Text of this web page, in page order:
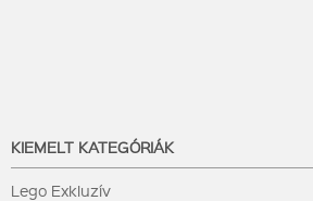
KIEMELT KATEGÓRIÁK
Lego Exkluzív